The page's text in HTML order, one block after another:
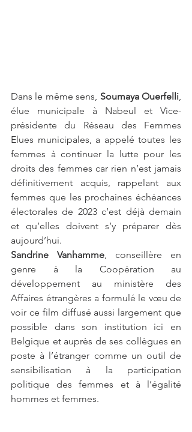
Dans le même sens, Soumaya Ouerfelli,
élue municipale à Nabeul et Vice-
présidente du Réseau des Femmes
Elues municipales, a appelé toutes les
femmes à continuer la lutte pour les
droits des femmes car rien n’est jamais
définitivement acquis, rappelant aux
femmes que les prochaines échéances
électorales de 2023 c’est déjà demain
et qu’elles doivent s’y préparer dès
aujourd’hui.
Sandrine Vanhamme, conseillère en
genre à la Coopération au
développement au ministère des
Affaires étrangères a formulé le vœu de
voir ce film diffusé aussi largement que
possible dans son institution ici en
Belgique et auprès de ses collègues en
poste à l’étranger comme un outil de
sensibilisation à la participation
politique des femmes et à l’égalité
hommes et femmes.